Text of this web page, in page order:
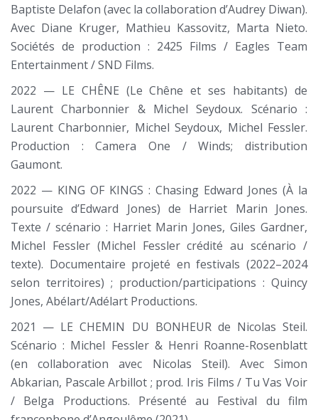
Baptiste Delafon (avec la collaboration d’Audrey Diwan).
Avec Diane Kruger, Mathieu Kassovitz, Marta Nieto.
Sociétés de production : 2425 Films / Eagles Team
Entertainment / SND Films.
2022 — LE CHÊNE (Le Chêne et ses habitants) de
Laurent Charbonnier & Michel Seydoux. Scénario :
Laurent Charbonnier, Michel Seydoux, Michel Fessler.
Production : Camera One / Winds; distribution
Gaumont.
2022 — KING OF KINGS : Chasing Edward Jones (À la
poursuite d’Edward Jones) de Harriet Marin Jones.
Texte / scénario : Harriet Marin Jones, Giles Gardner,
Michel Fessler (Michel Fessler crédité au scénario /
texte). Documentaire projeté en festivals (2022–2024
selon territoires) ; production/participations : Quincy
Jones, Abélart/Adélart Productions.
2021 — LE CHEMIN DU BONHEUR de Nicolas Steil.
Scénario : Michel Fessler & Henri Roanne-Rosenblatt
(en collaboration avec Nicolas Steil). Avec Simon
Abkarian, Pascale Arbillot ; prod. Iris Films / Tu Vas Voir
/ Belga Productions. Présenté au Festival du film